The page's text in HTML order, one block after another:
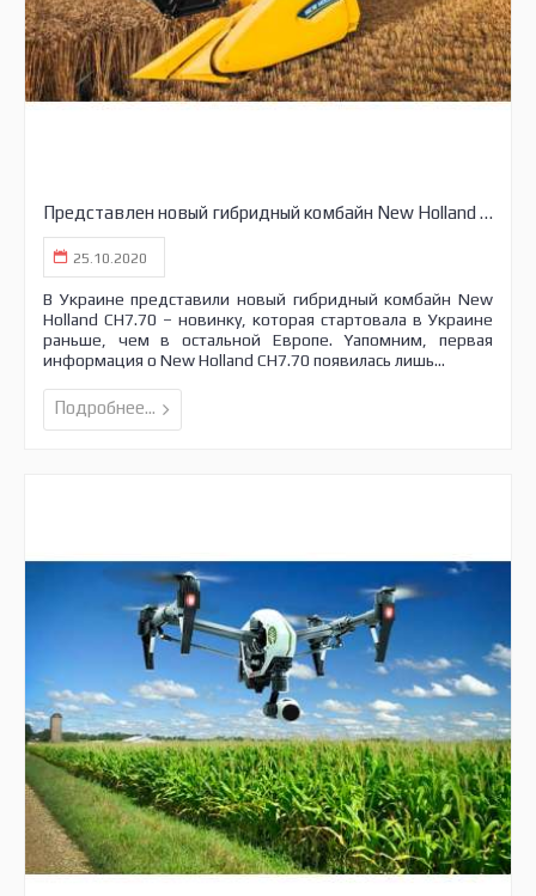
Представлен новый гибридный комбайн New Holland CH7.70
25.10.2020
В Украине представили новый гибридный комбайн New
Holland CH7.70 – новинку, которая стартовала в Украине
раньше, чем в остальной Европе. Yапомним, первая
информация о New Holland CH7.70 появилась лишь...
Подробнее...